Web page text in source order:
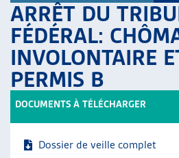
NOS PUBLICATIONS
ARTICLES
DOSSIERS DU MOIS
VEILLE
THÉMATIQUES
ARRÊT DU
FÉDÉRAL:
INVOLONTAIRE
PERMIS B
DOCUMENTS À TÉLÉCHARGER
Dossier de veille complet